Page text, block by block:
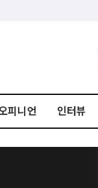
피니언 인터뷰